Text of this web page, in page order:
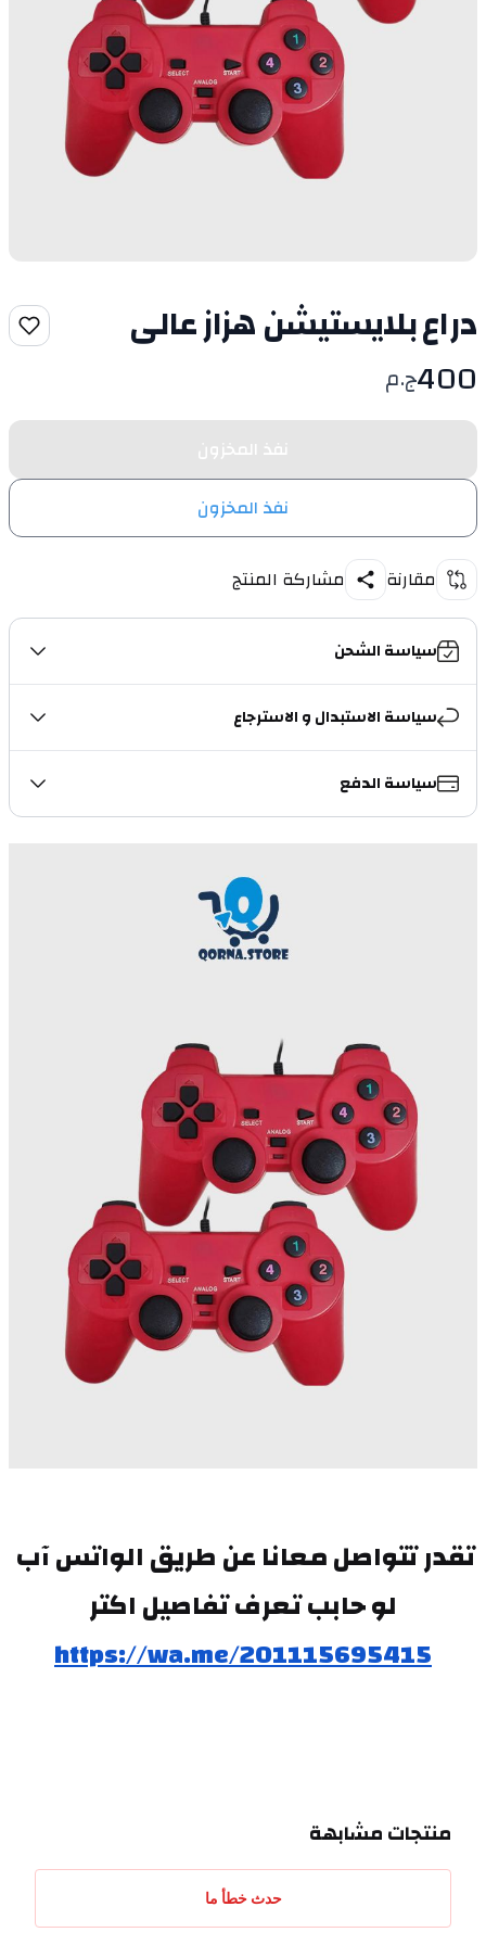
دراع بلايستيشن هزاز عالى
400ج.م
نفذ المخزون
نفذ المخزون
مقارنة مشاركة المنتج
سياسة الشحن
سياسة الاستبدال و الاسترجاع
سياسة الدفع
لو حابب تعرف تفاصيل اكتر
https://wa.me/201115695415
منتجات مشابهة
حدث خطأ ما